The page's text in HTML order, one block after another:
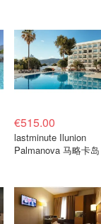
€515.00
lastminute Ilunion
Palmanova 马略卡